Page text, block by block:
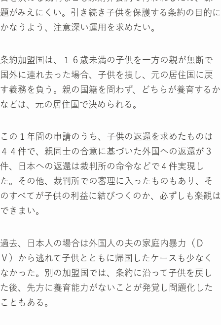
題がみえにくい。引き続き子供を保護する条約の目的に
かなうよう、注意深い運用を求めたい。
条約加盟国は、１６歳未満の子供を一方の親が無断で
国外に連れ去った場合、子供を捜し、元の居住国に戻
す義務を負う。親の国籍を問わず、どちらが養育するか
などは、元の居住国で決められる。
この１年間の申請のうち、子供の返還を求めたものは
４４件で、親同士の合意に基づいた外国への返還が３
件、日本への返還は裁判所の命令などで４件実現し
た。その他、裁判所での審理に入ったものもあり、そ
のすべてが子供の利益に結びつくのか、必ずしも楽観は
できまい。
過去、日本人の場合は外国人の夫の家庭内暴力（Ｄ
Ｖ）から逃れて子供とともに帰国したケースも少なく
なかった。別の加盟国では、条約に沿って子供を戻し
た後、先方に養育能力がないことが発覚し問題化した
こともある。